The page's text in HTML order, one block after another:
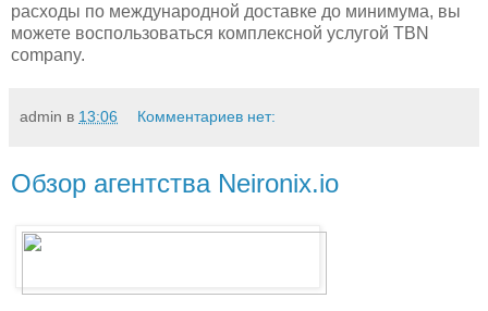
расходы по международной доставке до минимума, вы
можете воспользоваться комплексной услугой TBN
company.
admin в 13:06 Комментариев нет:
Обзор агентства Neironix.io